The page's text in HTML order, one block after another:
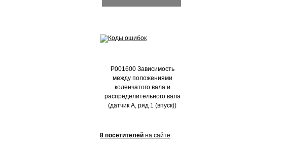
P001600 Зависимость
между положениями
коленчатого вала и
распределительного вала
(датчик A, ряд 1 (впуск))
8 посетителей на сайте